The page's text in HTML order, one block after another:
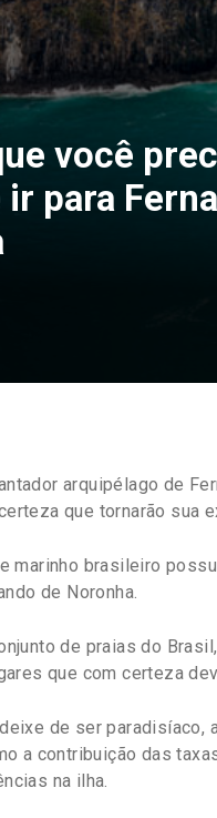
você
para
arquipélago de
que tornarão sua
marinho brasileiro
de Noronha.
de praias do
que com certeza
de ser
a contribuição das
na ilha.